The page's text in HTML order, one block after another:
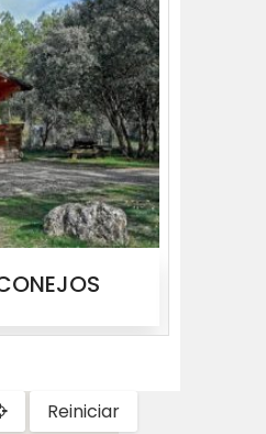
Reiniciar